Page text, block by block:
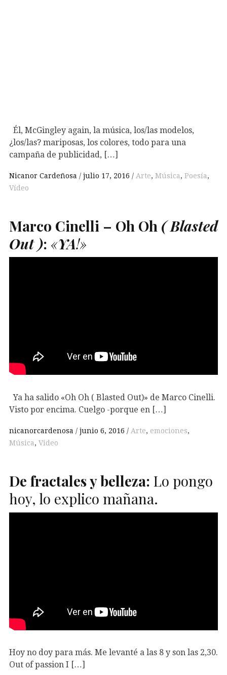
Él, McGingley again, la música, los/las modelos,
¿los/las? mariposas, los colores, todo para una
campaña de publicidad, […]
Nicanor Cardeñosa julio 17, 2016 Arte, Música, Poesía,
Vídeo
Marco Cinelli – Oh Oh ( Blasted
Out ): «YA!»
Ya ha salido «Oh Oh ( Blasted Out)» de Marco Cinelli.
Visto por encima. Cuelgo -porque en […]
nicanorcardenosa junio 6, 2016 Arte, emociones,
Música, Video
De fractales y belleza: Lo pongo
hoy, lo explico mañana.
Hoy no doy para más. Me levanté a las 8 y son las 2,30.
Out of passion I […]